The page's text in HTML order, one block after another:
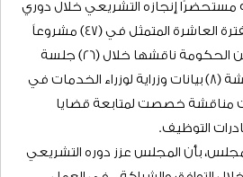
واضح مع مختلف مؤسسات الدولة
حددها النظام الأساسي للدولة
إلى رصيد متحقق في النصف الأول من
البنية التشريعية بسلطنة عُمان في
المستدامة والاقتصاد الوطني،
في الكثير من القضايا والملفات من
والحلول الداعمة لحلحة العديد من